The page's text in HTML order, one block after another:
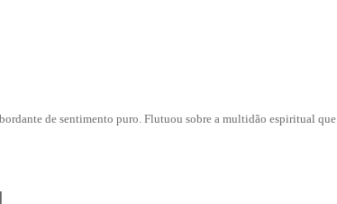
de sentimento puro. Flutuou sobre a multidão espiritual que